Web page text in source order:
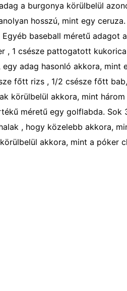
a burgonya körülbelül
hosszú, mint egy
baseball méretű adagot
, 1 csésze pattogatott
adag hasonló akkora, mint
főtt rizs , 1/2 csésze főtt
körülbelül akkora, mint
méretű egy golflabda. Sok
, hogy közelebb akkora,
akkora, mint a póker